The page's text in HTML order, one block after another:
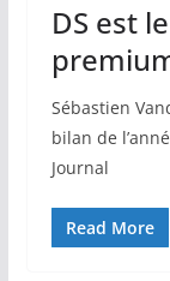
DS est
Sébastien
bilan de
Journal
Read More